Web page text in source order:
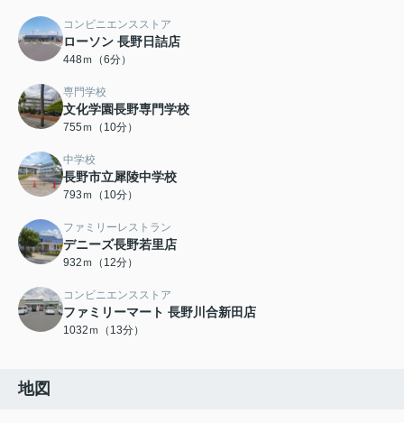
コンビニエンスストア
ローソン 長野日詰店
448ｍ（6分）
専門学校
文化学園長野専門学校
755ｍ（10分）
中学校
長野市立犀陵中学校
793ｍ（10分）
ファミリーレストラン
デニーズ長野若里店
932ｍ（12分）
コンビニエンスストア
ファミリーマート 長野川合新田店
1032ｍ（13分）
地図